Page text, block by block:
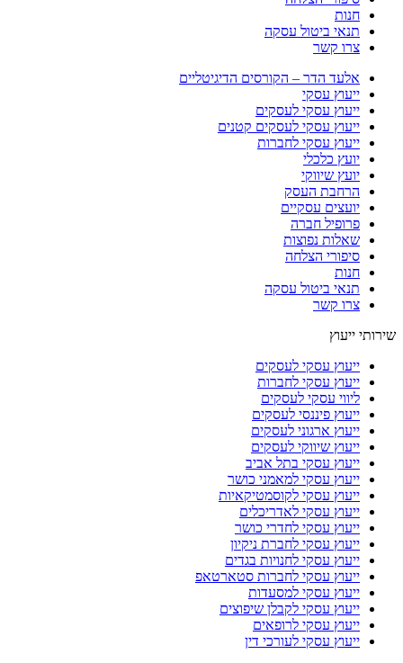
חנות
תנאי ביטול עסקה
צרו קשר
אלעד הדר – הקורסים הדיגיטליים
ייעוץ עסקי
ייעוץ עסקי לעסקים
ייעוץ עסקי לעסקים קטנים
ייעוץ עסקי לחברות
יועץ כלכלי
יועץ שיווקי
הרחבת העסק​
יועצים עסקיים
פרופיל חברה
שאלות נפוצות
סיפורי הצלחה
חנות
תנאי ביטול עסקה
צרו קשר
שירותי ייעוץ
ייעוץ עסקי לעסקים
ייעוץ עסקי לחברות
ליווי עסקי לעסקים
ייעוץ פיננסי לעסקים
ייעוץ ארגוני לעסקים
ייעוץ שיווקי לעסקים
ייעוץ עסקי בתל אביב
ייעוץ עסקי למאמני כושר
ייעוץ עסקי לקוסמטיקאיות
ייעוץ עסקי לאדריכלים
ייעוץ עסקי לחדרי כושר
ייעוץ עסקי לחברת ניקיון
ייעוץ עסקי לחנויות בגדים
ייעוץ עסקי לחברות סטארטאפ
ייעוץ עסקי למסעדות
ייעוץ עסקי לקבלן שיפוצים
ייעוץ עסקי לרופאים
ייעוץ עסקי לעורכי דין